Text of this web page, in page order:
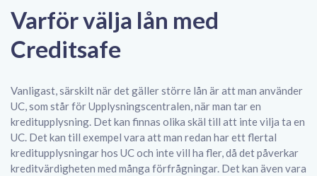
Varför välja lån med
Creditsafe
Vanligast, särskilt när det gäller större lån är att man använder
UC, som står för Upplysningscentralen, när man tar en
kreditupplysning. Det kan finnas olika skäl till att inte vilja ta en
UC. Det kan till exempel vara att man redan har ett flertal
kreditupplysningar hos UC och inte vill ha fler, då det påverkar
kreditvärdigheten med många förfrågningar. Det kan även vara